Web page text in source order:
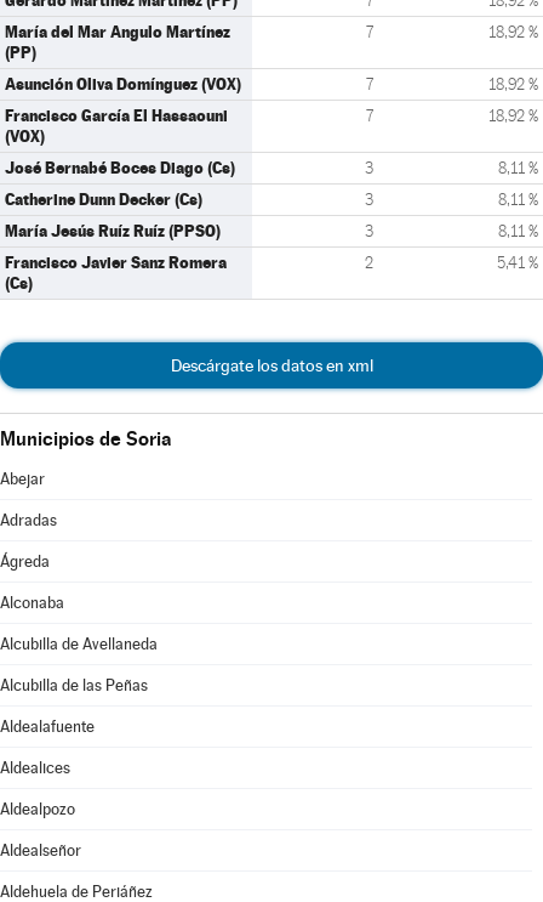
María del Mar Angulo Martínez
(PP)
7 18,92 %
Asunción Oliva Domínguez (VOX) 7 18,92 %
Francisco García El Hassaouni
(VOX)
7 18,92 %
José Bernabé Boces Diago (Cs) 3 8,11 %
Catherine Dunn Decker (Cs) 3 8,11 %
María Jesús Ruíz Ruíz (PPSO) 3 8,11 %
Francisco Javier Sanz Romera
(Cs)
2 5,41 %
Descárgate los datos en xml
Municipios de Soria
Abejar
Adradas
Ágreda
Alconaba
Alcubilla de Avellaneda
Alcubilla de las Peñas
Aldealafuente
Aldealices
Aldealpozo
Aldealseñor
Aldehuela de Periáñez